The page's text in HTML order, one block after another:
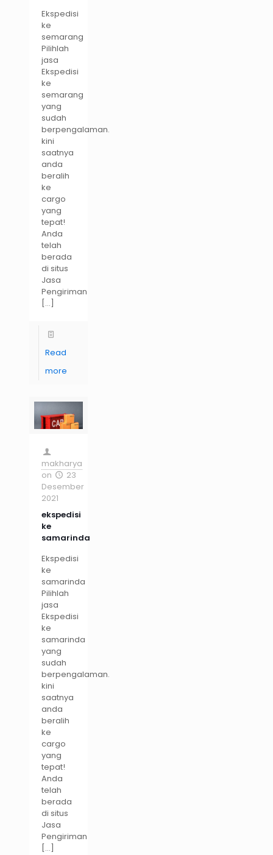
Ekspedisi
ke
semarang
Pilihlah
jasa
Ekspedisi
ke
semarang
yang
sudah
berpengalaman.
kini
saatnya
anda
beralih
ke
cargo
yang
tepat!
Anda
telah
berada
di situs
Jasa
Pengiriman
[…]
Read
more
makharya
on
23
Desember
2021
ekspedisi
ke
samarinda
Ekspedisi
ke
samarinda
Pilihlah
jasa
Ekspedisi
ke
samarinda
yang
sudah
berpengalaman.
kini
saatnya
anda
beralih
ke
cargo
yang
tepat!
Anda
telah
berada
di situs
Jasa
Pengiriman
[…]